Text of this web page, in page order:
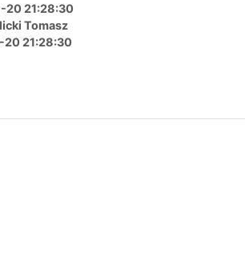
21:28:30
Tomasz
21:28:30